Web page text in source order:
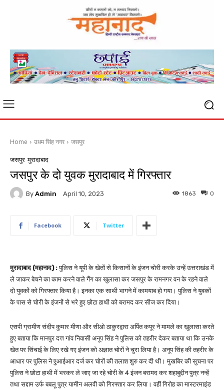
Home उधम सिंह नगर जसपुर
जसपुर मुरादाबाद
जसपुर के दो युवक मुरादाबाद में गिरफ्तार
By Admin April 10, 2023 0
1863
Facebook Twitter
मुरादाबाद (महानाद) :पुलिस ने यूपी के खेतों से किसानों के इंजन चोरी करके उन्हें उत्तराखंड में
ले जाकर बेचने का काम करने वाले गैंग का खुलासा कर जसपुर के रामनगर वन के रहने वाले
दो युवकों को गिरफ्तार किया है। इनका एक साथी भागने में कामयाब हो गया। पुलिस ने युवकों
के पास से चोरी के इंजनों से भरे हुए छोटा हाथी को बरामद कर सीज कर दिया।
एसपी ग्रामीण संदीप कुमार मीणा और सीओ ठाकुरद्वारा अर्पित कपूर ने मामले का खुलासा करते
हुए बताया कि मानपुर दत्त गांव निवासी अनूप सिंह ने पुलिस को तहरीर देकर बताया था कि उनके
खेत पर सिंचाई के लिए रखे गए इंजन को अज्ञात चोरों ने चुरा लिया है। अनूप सिंह की तहरीर के
आधार पर पुलिस ने एुआईआर दर्ज कर चोरों की तलाश शुरु कर दी थी। मुखबिर की सुचना पर
पुलिस ने छोटा हाथी में भरकर ले जाए जा रहे चोरी के 4 इंजन बरामद कर शहाबुद्दीन पुत्र नन्हें
तथा सद्दाम उर्फ बबलू पुत्र यामीन अलवी को गिरफ्तार कर लिया। वहीं गिरोह का मास्टरमाइंड